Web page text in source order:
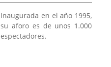
Inaugurada en el año 1995,
su aforo es de unos 1.000
espectadores.